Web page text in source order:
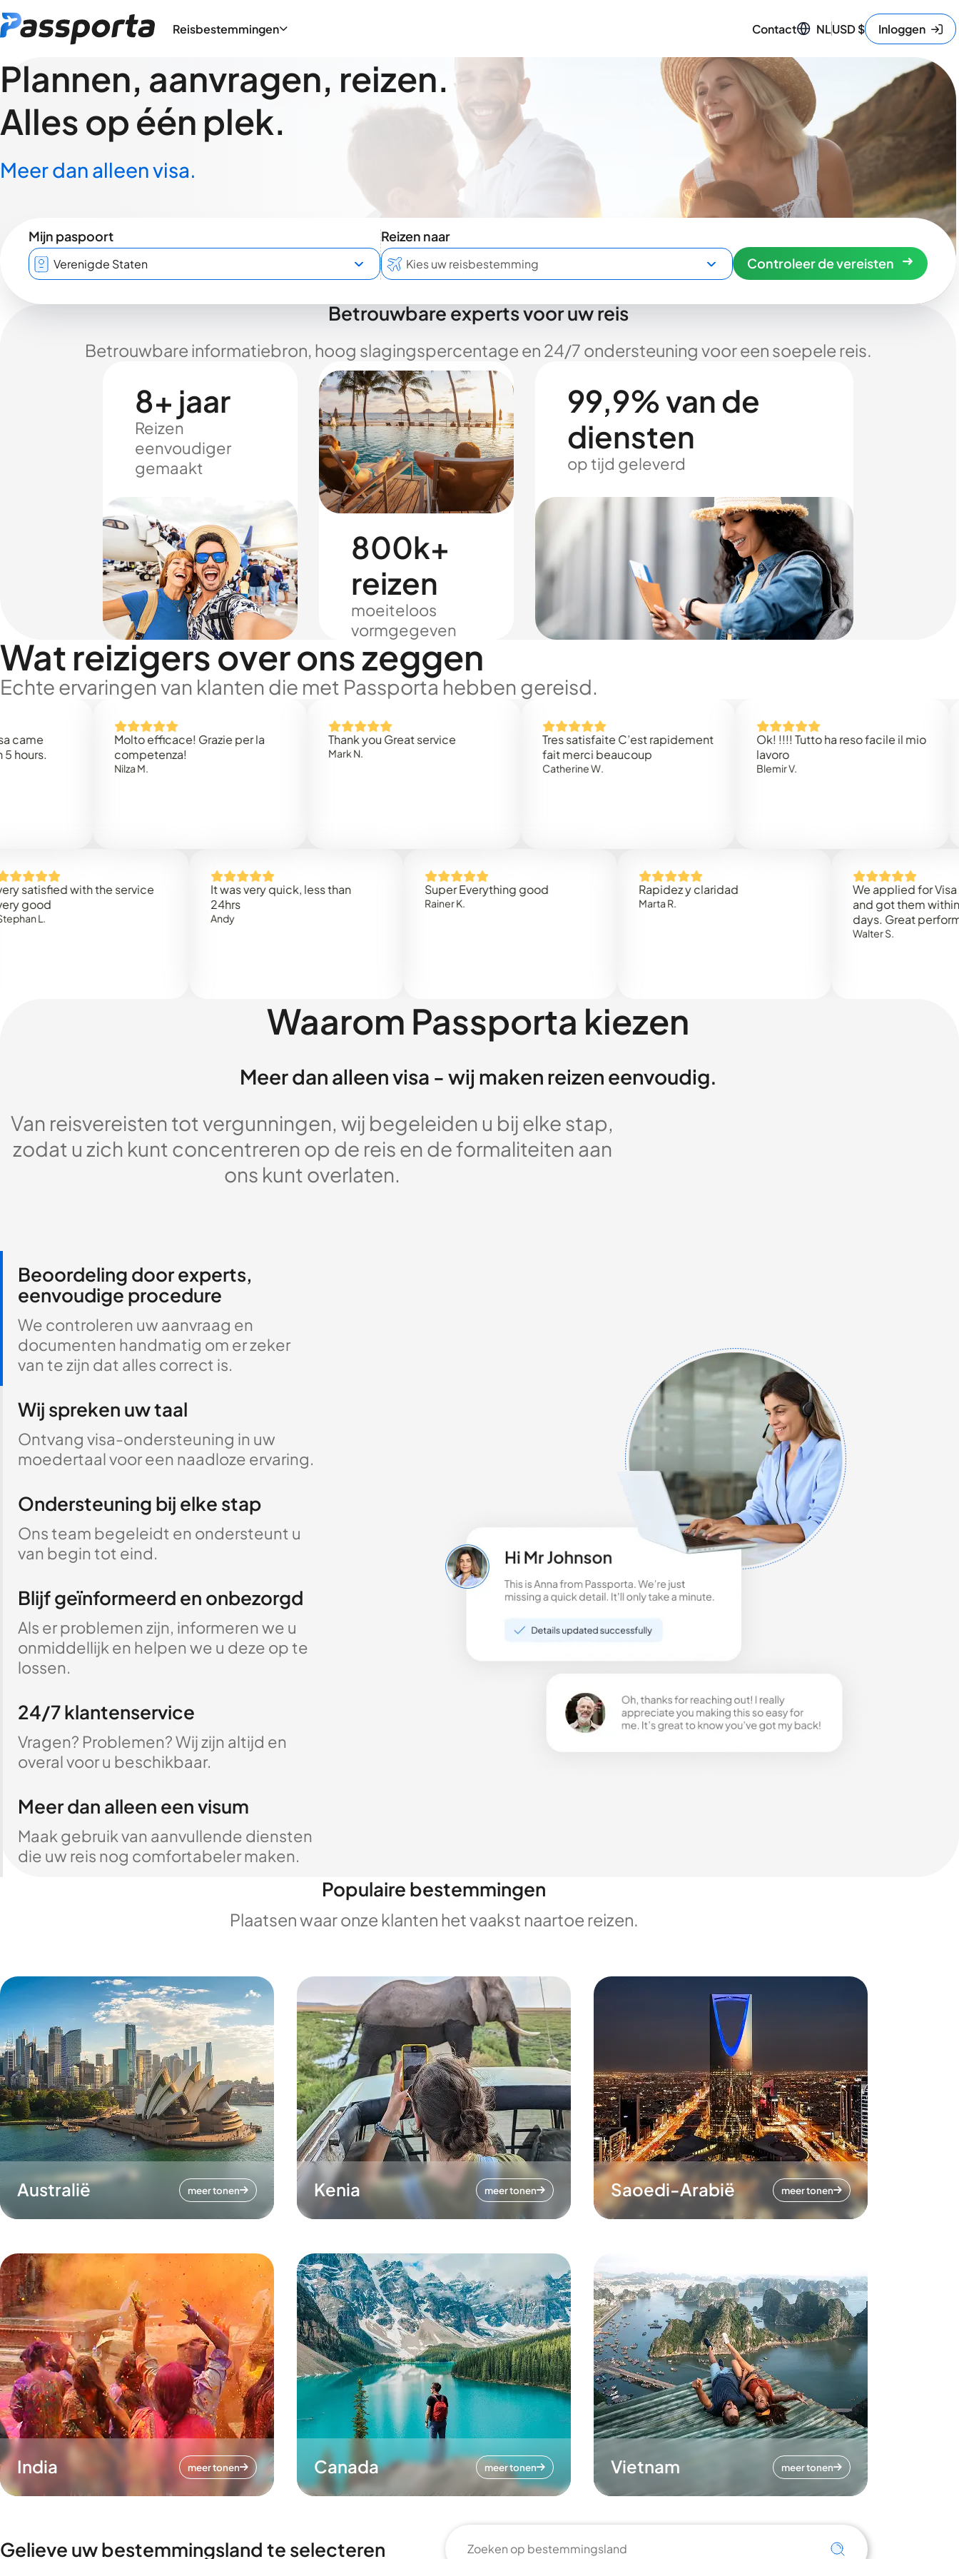
Reisbestemmingen Contact NLUSD$ Inloggen
Plannen, aanvragen, reizen.
Alles op één plek.
Meer dan alleen visa.
Mijn paspoort
Reizen naar
Controleer de vereisten
Betrouwbare experts voor uw reis
Betrouwbare informatiebron, hoog slagingspercentage en 24/7 ondersteuning voor een soepele reis.
8+ jaar
Reizen
eenvoudiger
gemaakt
800k+
reizen
moeiteloos
vormgegeven
99,9% van de
diensten
op tijd geleverd
Wat reizigers over ons zeggen
Echte ervaringen van klanten die met Passporta hebben gereisd.
Molto efficace! Grazie per la
competenza!
Thank you Great service
Tres satisfaite C’est rapidement
fait merci beaucoup
Catherine W.
Ok! !!!! Tutto ha reso facile il mio
Blemir V.
with the service
It was very quick, less than
Super Everything good
Rainer K.
Rapidez y claridad
Marta R.
We applied for Visa to
and got them within 3
days. Great performance!
Walter S.
Waarom Passporta kiezen
Meer dan alleen visa - wij maken reizen eenvoudig.
Van reisvereisten tot vergunningen, wij begeleiden u bij elke stap,
zodat u zich kunt concentreren op de reis en de formaliteiten aan
ons kunt overlaten.
Beoordeling door experts,
eenvoudige procedure
We controleren uw aanvraag en
documenten handmatig om er zeker
van te zijn dat alles correct is.
Wij spreken uw taal
Ontvang visa-ondersteuning in uw
moedertaal voor een naadloze ervaring.
Ondersteuning bij elke stap
Ons team begeleidt en ondersteunt u
van begin tot eind.
Blijf geïnformeerd en onbezorgd
Als er problemen zijn, informeren we u
onmiddellijk en helpen we u deze op te
lossen.
24/7 klantenservice
Vragen? Problemen? Wij zijn altijd en
overal voor u beschikbaar.
Meer dan alleen een visum
Maak gebruik van aanvullende diensten
die uw reis nog comfortabeler maken.
Populaire bestemmingen
Plaatsen waar onze klanten het vaakst naartoe reizen.
Australië meer tonen Kenia meer tonen Saoedi-Arabië meer tonen
India meer tonen Canada meer tonen Vietnam meer tonen
Gelieve uw bestemmingsland te selecteren